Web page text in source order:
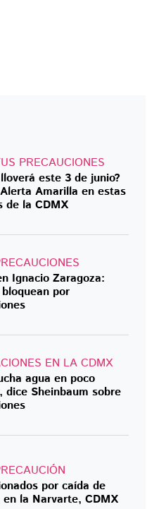
PRECAUCIONES
este 3 de junio?
Amarilla en estas
de la CDMX
Ignacio Zaragoza:
por
EN LA CDMX
agua en poco
dice Sheinbaum sobre
por caída de
en la Narvarte, CDMX